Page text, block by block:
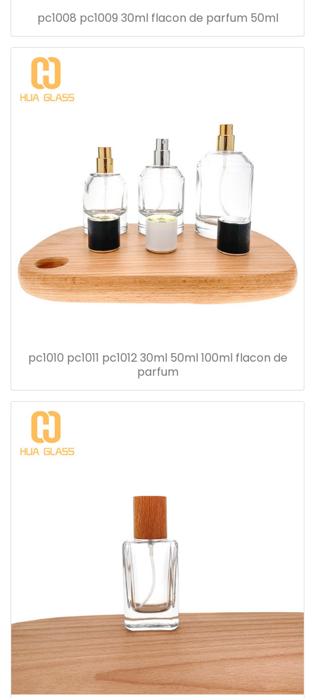
pc1008 pc1009 30ml flacon de parfum 50ml
pc1010 pc1011 pc1012 30ml 50ml 100ml flacon de
parfum